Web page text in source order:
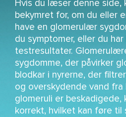
Hvis du læser denne side,
bekymret for, om du eller
have en glomerulær
du symptomer, eller du
testresultater.
sygdomme, der påvirker
blodkar i nyrerne, der
og overskydende vand fra
glomeruli er beskadigede,
korrekt, hvilket kan føre til